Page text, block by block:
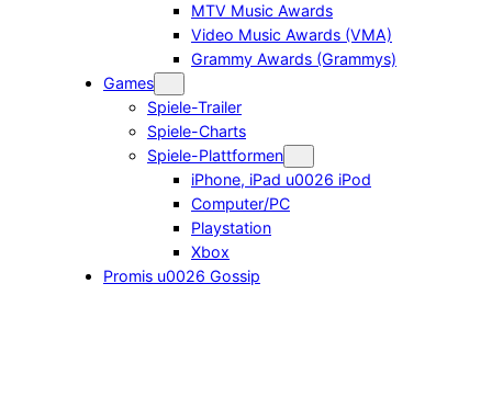
MTV Music Awards
Video Music Awards (VMA)
Grammy Awards (Grammys)
Games
Spiele-Trailer
Spiele-Charts
Spiele-Plattformen
iPhone, iPad u0026 iPod
Computer/PC
Playstation
Xbox
Promis u0026 Gossip